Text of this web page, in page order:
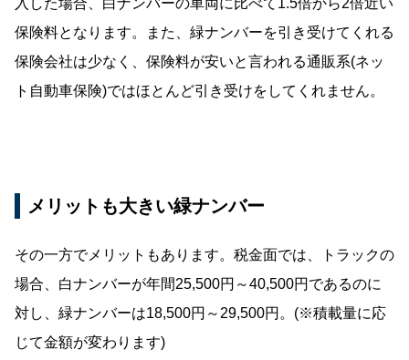
入した場合、白ナンバーの車両に比べて1.5倍から2倍近い
保険料となります。また、緑ナンバーを引き受けてくれる
保険会社は少なく、保険料が安いと言われる通販系(ネッ
ト自動車保険)ではほとんど引き受けをしてくれません。
メリットも大きい緑ナンバー
その一方でメリットもあります。税金面では、トラックの
場合、白ナンバーが年間25,500円～40,500円であるのに
対し、緑ナンバーは18,500円～29,500円。(※積載量に応
じて金額が変わります)